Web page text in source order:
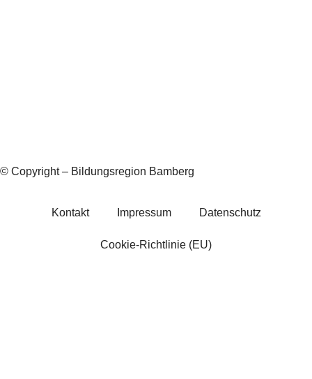
© Copyright – Bildungsregion Bamberg
Kontakt Impressum Datenschutz
Cookie-Richtlinie (EU)